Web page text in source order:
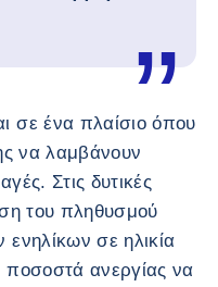
σε ένα πλαίσιο όπου
να λαμβάνουν
Στις δυτικές
του πληθυσμού
σε ηλικία
ανεργίας να